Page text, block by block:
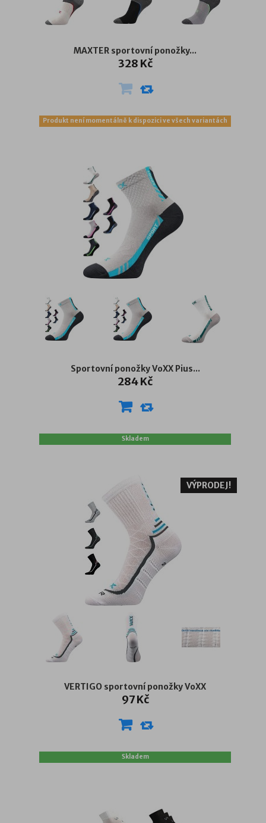
MAXTER sportovní ponožky...
328 Kč
Produkt není momentálně k dispozici ve všech variantách
Sportovní ponožky VoXX Pius...
284 Kč
Skladem
VÝPRODEJ!
VERTIGO sportovní ponožky VoXX
97 Kč
Skladem